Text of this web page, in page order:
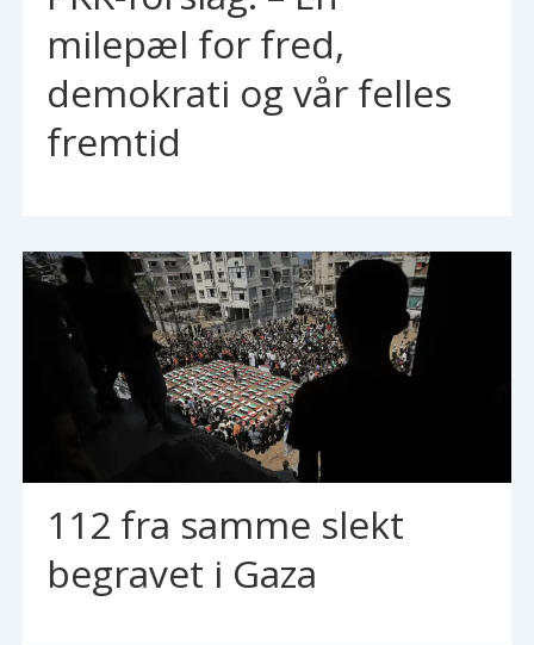
milepæl for fred,
demokrati og vår felles
fremtid
112 fra samme slekt
begravet i Gaza